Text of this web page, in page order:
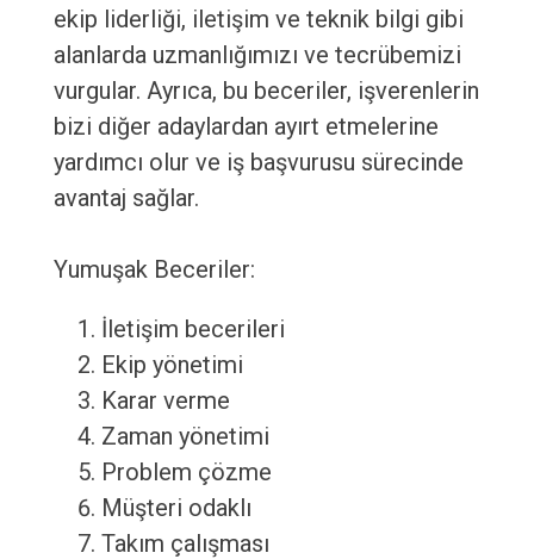
ekip liderliği, iletişim ve teknik bilgi gibi
alanlarda uzmanlığımızı ve tecrübemizi
vurgular. Ayrıca, bu beceriler, işverenlerin
bizi diğer adaylardan ayırt etmelerine
yardımcı olur ve iş başvurusu sürecinde
avantaj sağlar.
Yumuşak Beceriler:
İletişim becerileri
Ekip yönetimi
Karar verme
Zaman yönetimi
Problem çözme
Müşteri odaklı
Takım çalışması